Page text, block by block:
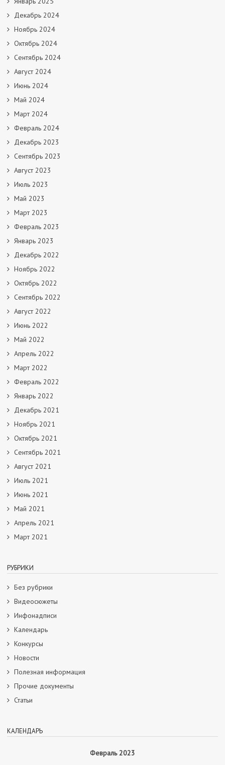
Декабрь 2024
Ноябрь 2024
Октябрь 2024
Сентябрь 2024
Август 2024
Июнь 2024
Май 2024
Март 2024
Февраль 2024
Декабрь 2023
Сентябрь 2023
Август 2023
Июль 2023
Май 2023
Март 2023
Февраль 2023
Январь 2023
Декабрь 2022
Ноябрь 2022
Октябрь 2022
Сентябрь 2022
Август 2022
Июнь 2022
Май 2022
Апрель 2022
Март 2022
Февраль 2022
Январь 2022
Декабрь 2021
Ноябрь 2021
Октябрь 2021
Сентябрь 2021
Август 2021
Июль 2021
Июнь 2021
Май 2021
Апрель 2021
Март 2021
РУБРИКИ
Без рубрики
Видеосюжеты
Инфонадписи
Календарь
Конкурсы
Новости
Полезная информация
Прочие документы
Статьи
КАЛЕНДАРЬ
Февраль 2023